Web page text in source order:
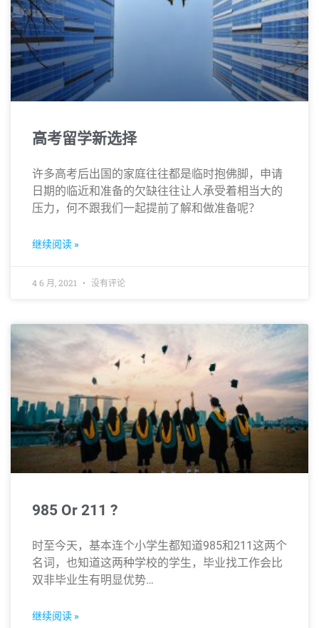
高考留学新选择
许多高考后出国的家庭往往都是临时抱佛脚，申请
日期的临近和准备的欠缺往往让人承受着相当大的
压力，何不跟我们一起提前了解和做准备呢？
继续阅读 »
4 6 月, 2021 没有评论
985 Or 211 ?
时至今天，基本连个小学生都知道985和211这两个
名词，也知道这两种学校的学生，毕业找工作会比
双非毕业生有明显优势…
继续阅读 »